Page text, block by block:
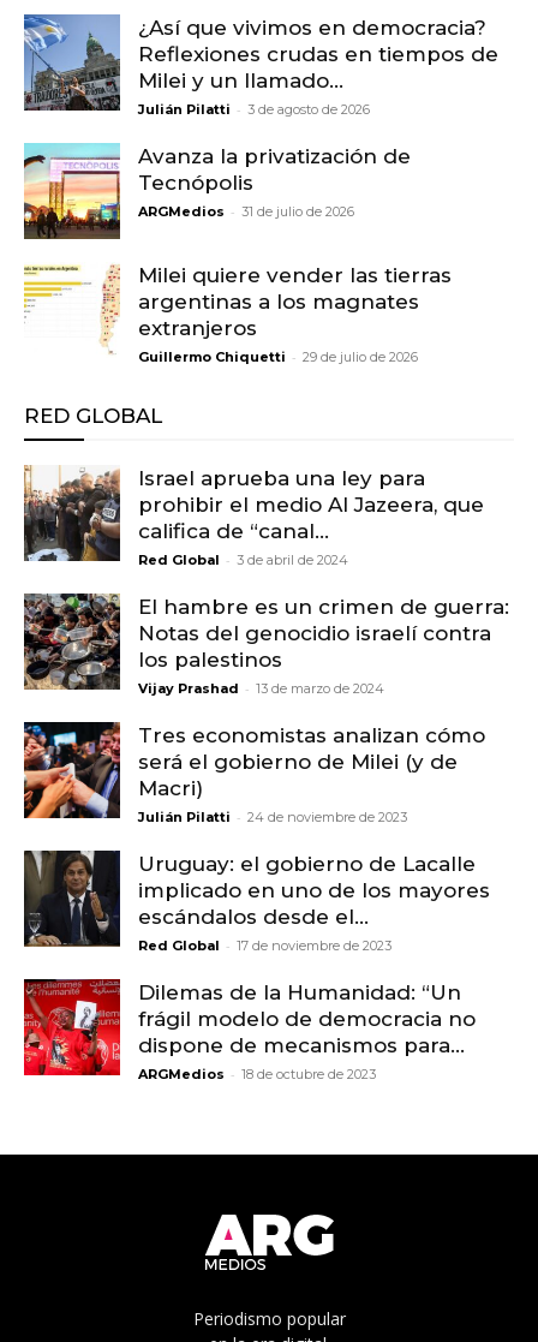
¿Así que vivimos en democracia?
Reflexiones crudas en tiempos de
Milei y un llamado...
Julián Pilatti - 3 de agosto de 2026
Avanza la privatización de
Tecnópolis
ARGMedios - 31 de julio de 2026
Milei quiere vender las tierras
argentinas a los magnates
extranjeros
Guillermo Chiquetti - 29 de julio de 2026
RED GLOBAL
Israel aprueba una ley para
prohibir el medio Al Jazeera, que
califica de “canal...
Red Global - 3 de abril de 2024
El hambre es un crimen de guerra:
Notas del genocidio israelí contra
los palestinos
Vijay Prashad - 13 de marzo de 2024
Tres economistas analizan cómo
será el gobierno de Milei (y de
Macri)
Julián Pilatti - 24 de noviembre de 2023
Uruguay: el gobierno de Lacalle
implicado en uno de los mayores
escándalos desde el...
Red Global - 17 de noviembre de 2023
Dilemas de la Humanidad: “Un
frágil modelo de democracia no
dispone de mecanismos para...
ARGMedios - 18 de octubre de 2023
Periodismo popular